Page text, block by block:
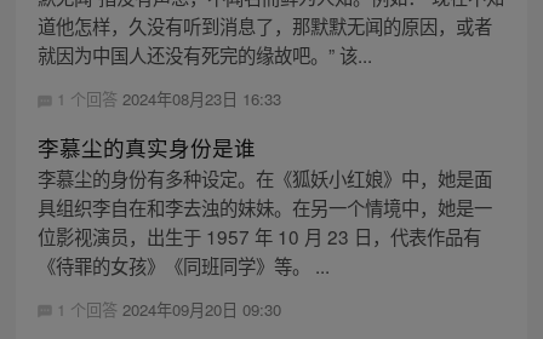
道他怎样，久没有听到消息了，那默默无闻的原因，或者
就因为中国人还没有死完的缘故吧。” 该...
1 个回答 2024年08月23日 16:33
李慕尘的真实身份是谁
李慕尘的身份有多种设定。在《狐妖小红娘》中，她是面
具组织李自在和李去浊的妹妹。在另一个情境中，她是一
位影视演员，出生于 1957 年 10 月 23 日，代表作品有
《待罪的女孩》《同班同学》等。 ...
1 个回答 2024年09月20日 09:30